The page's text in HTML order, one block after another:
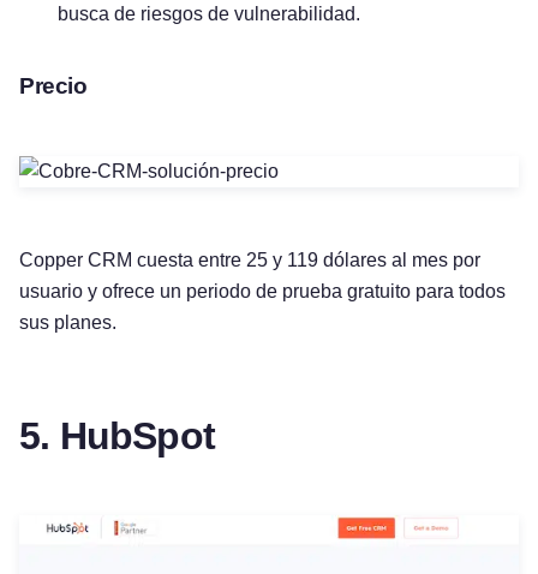
busca de riesgos de vulnerabilidad.
Precio
Copper CRM cuesta entre 25 y 119 dólares al mes por
usuario y ofrece un periodo de prueba gratuito para todos
sus planes.
5. HubSpot